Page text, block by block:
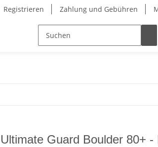
Registrieren Zahlung und Gebühren
Ultimate Guard Boulder 80+ -